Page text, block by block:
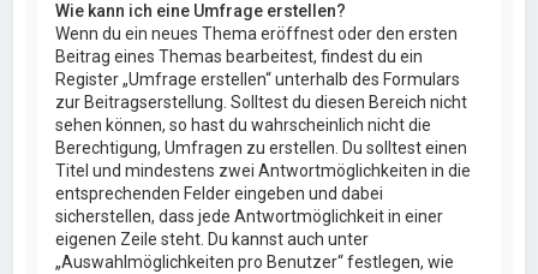
Wie kann ich eine Umfrage erstellen?
Wenn du ein neues Thema eröffnest oder den ersten
Beitrag eines Themas bearbeitest, findest du ein
Register „Umfrage erstellen“ unterhalb des Formulars
zur Beitragserstellung. Solltest du diesen Bereich nicht
sehen können, so hast du wahrscheinlich nicht die
Berechtigung, Umfragen zu erstellen. Du solltest einen
Titel und mindestens zwei Antwortmöglichkeiten in die
entsprechenden Felder eingeben und dabei
sicherstellen, dass jede Antwortmöglichkeit in einer
eigenen Zeile steht. Du kannst auch unter
„Auswahlmöglichkeiten pro Benutzer“ festlegen, wie